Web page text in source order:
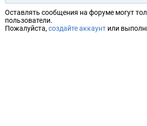
Оставлять сообщения на форуме могут
пользователи.
Пожалуйста, создайте аккаунт или